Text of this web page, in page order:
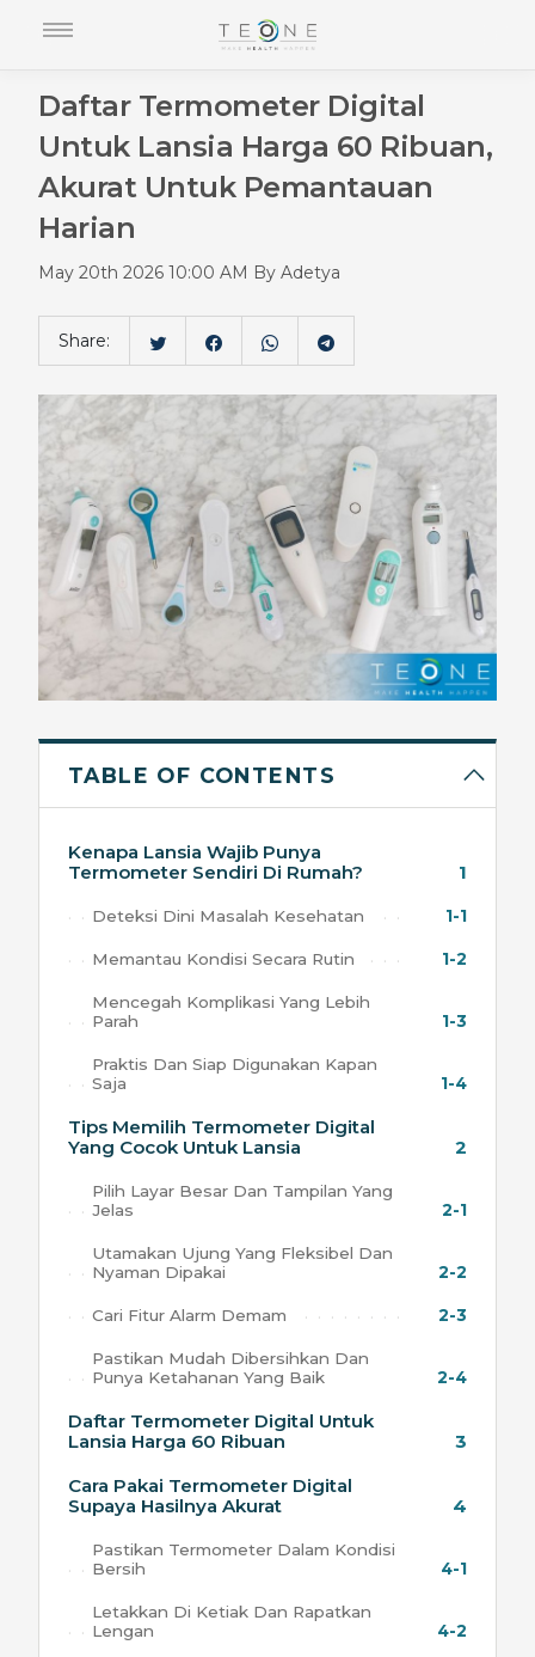
Daftar Termometer Digital
Untuk Lansia Harga 60 Ribuan,
Akurat Untuk Pemantauan
Harian
May 20th 2026 10:00 AM By Adetya
Share:
TABLE OF CONTENTS
Kenapa Lansia Wajib Punya
Termometer Sendiri Di Rumah?
1
Deteksi Dini Masalah Kesehatan 1-1
Memantau Kondisi Secara Rutin 1-2
Mencegah Komplikasi Yang Lebih
Parah
1-3
Praktis Dan Siap Digunakan Kapan
Saja
1-4
Tips Memilih Termometer Digital
Yang Cocok Untuk Lansia
2
Pilih Layar Besar Dan Tampilan Yang
Jelas
2-1
Utamakan Ujung Yang Fleksibel Dan
Nyaman Dipakai
2-2
Cari Fitur Alarm Demam 2-3
Pastikan Mudah Dibersihkan Dan
Punya Ketahanan Yang Baik
2-4
Daftar Termometer Digital Untuk
Lansia Harga 60 Ribuan
3
Cara Pakai Termometer Digital
Supaya Hasilnya Akurat
4
Pastikan Termometer Dalam Kondisi
Bersih
4-1
Letakkan Di Ketiak Dan Rapatkan
Lengan
4-2